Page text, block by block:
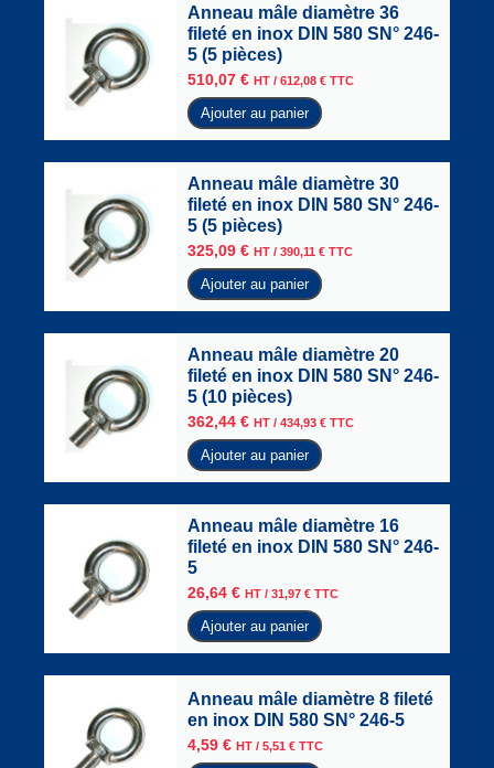
Anneau mâle diamètre 36
fileté en inox DIN 580 SN° 246-
5 (5 pièces)
510,07 € HT / 612,08 € TTC
Ajouter au panier
Anneau mâle diamètre 30
fileté en inox DIN 580 SN° 246-
5 (5 pièces)
325,09 € HT / 390,11 € TTC
Ajouter au panier
Anneau mâle diamètre 20
fileté en inox DIN 580 SN° 246-
5 (10 pièces)
362,44 € HT / 434,93 € TTC
Ajouter au panier
Anneau mâle diamètre 16
fileté en inox DIN 580 SN° 246-
5
26,64 € HT / 31,97 € TTC
Ajouter au panier
Anneau mâle diamètre 8 fileté
en inox DIN 580 SN° 246-5
4,59 € HT / 5,51 € TTC